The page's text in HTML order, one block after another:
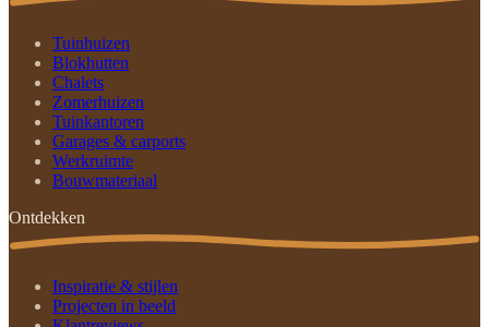
Tuinhuizen
Blokhutten
Chalets
Zomerhuizen
Tuinkantoren
Garages & carports
Werkruimte
Bouwmateriaal
Ontdekken
Inspiratie & stijlen
Projecten in beeld